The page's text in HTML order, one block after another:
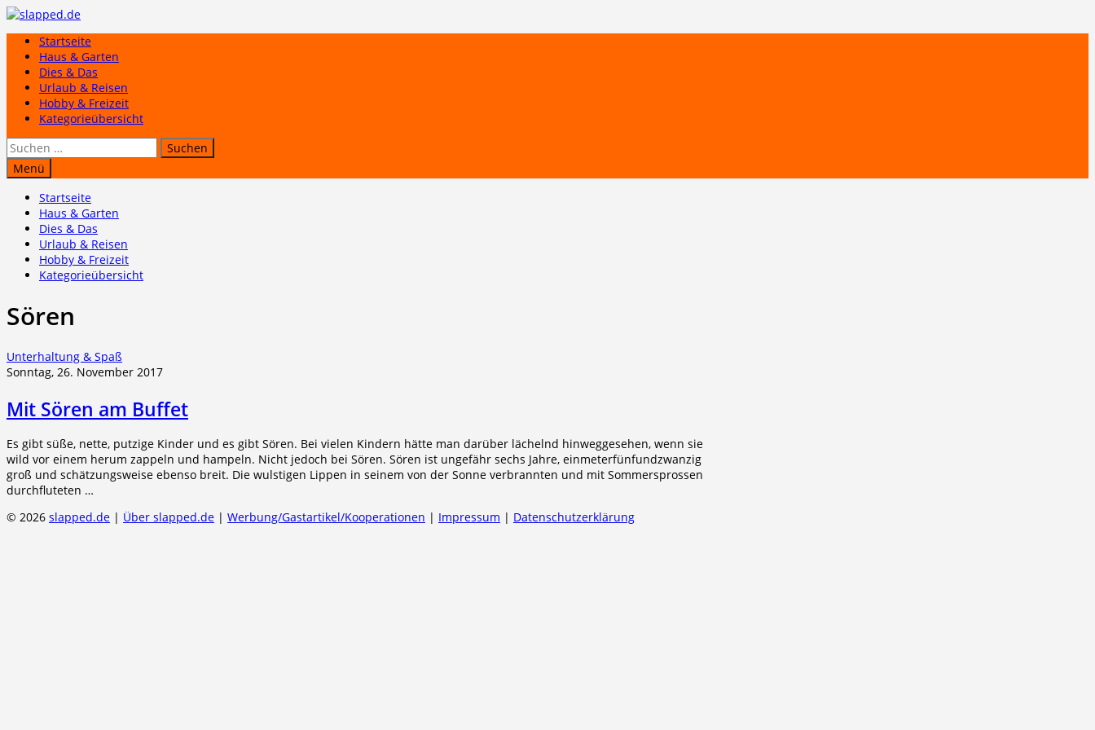
Zum
springenStartseite
Haus & Garten
Dies & Das
Urlaub & Reisen
Hobby & Freizeit
Kategorieübersicht
Suchen
nach:
Menü
Startseite
Haus & Garten
Dies & Das
Urlaub & Reisen
Hobby & Freizeit
Kategorieübersicht
Sören
Unterhaltung & Spaß
Sonntag, 26. November 2017
Mit Sören am Buffet
Es gibt süße, nette, putzige Kinder und es gibt Sören. Bei vielen Kindern hätte man darüber lächelnd hinweggesehen, wenn sie
wild vor einem herum zappeln und hampeln. Nicht jedoch bei Sören. Sören ist ungefähr sechs Jahre, einmeterfünfundzwanzig
groß und schätzungsweise ebenso breit. Die wulstigen Lippen in seinem von der Sonne verbrannten und mit Sommersprossen
durchfluteten …
© 2026 slapped.de | Über slapped.de | Werbung/Gastartikel/Kooperationen | Impressum | Datenschutzerklärung